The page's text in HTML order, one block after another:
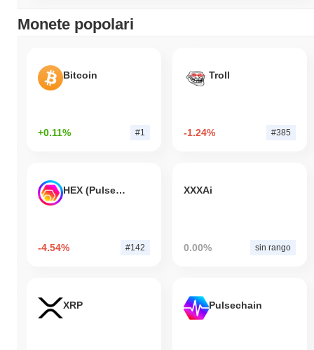
Monete popolari
Bitcoin
+0.11% #1
Troll
-1.24% #385
HEX (Pulsechain)
-4.54% #142
XXXAi
0.00% sin rango
XRP Pulsechain